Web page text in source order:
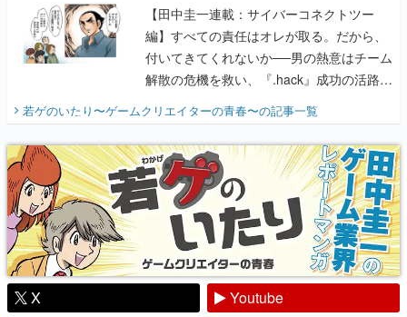
解散の危機を救い、『.hack』成功の活路を
開く。業界の快男児・松山 洋に流れる血は
『少年ジャンプ』色だった【若ゲのいた
り】
若ゲのいたり〜ゲームクリエイターの青春〜の記事一覧
X
Youtube
Discord
RSS